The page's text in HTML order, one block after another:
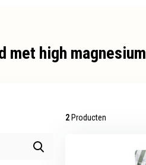
met high magnesium
2Producten